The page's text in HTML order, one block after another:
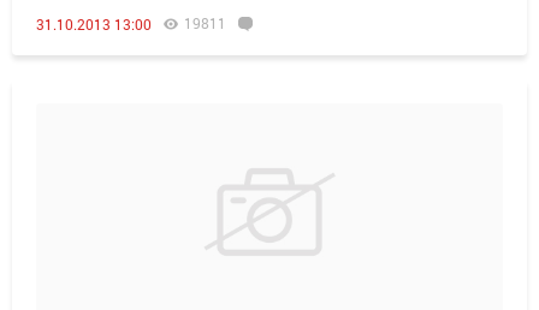
31.10.2013 13:00 19811